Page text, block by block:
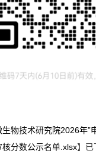
生物技术研究院2026年”
分数公示名单.xlsx】已